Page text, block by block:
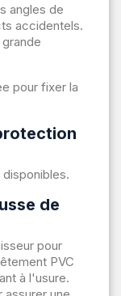
angles de
accidentels.
pour fixer la
de
pour
PVC
à l'usure.